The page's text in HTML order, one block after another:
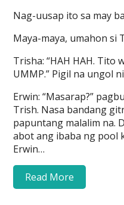
Nag-uusap ito sa may
Maya-maya, umahon si
Trisha: “HAH HAH. Tito
UMMP.” Pigil na ungol
Erwin: “Masarap?”
Trish. Nasa bandang
papuntang malalim na.
abot ang ibaba ng pool
Erwin…
Read More